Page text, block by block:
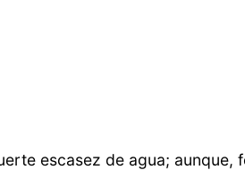
escasez de agua; aunque,